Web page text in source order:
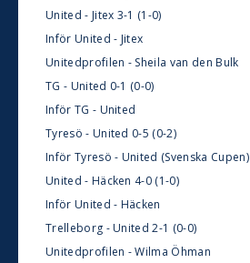
United - Jitex 3-1 (1-0)
Inför United - Jitex
Unitedprofilen - Sheila van den Bulk
TG - United 0-1 (0-0)
Inför TG - United
Tyresö - United 0-5 (0-2)
Inför Tyresö - United (Svenska Cupen)
United - Häcken 4-0 (1-0)
Inför United - Häcken
Trelleborg - United 2-1 (0-0)
Unitedprofilen - Wilma Öhman